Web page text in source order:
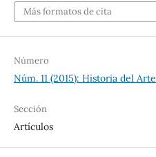
Más formatos de cita
Número
Núm. 11 (2015): Historia del Arte
Sección
Artículos